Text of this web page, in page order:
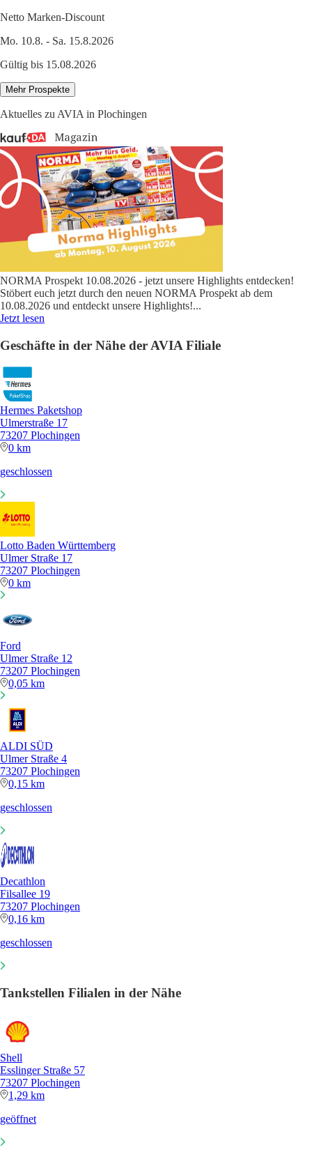
Netto Marken-Discount
Mo. 10.8. - Sa. 15.8.2026
Gültig bis 15.08.2026
Mehr Prospekte
Aktuelles zu AVIA in Plochingen
NORMA Prospekt 10.08.2026 - jetzt unsere Highlights entdecken!
Stöbert euch jetzt durch den neuen NORMA Prospekt ab dem
10.08.2026 und entdeckt unsere Highlights!...
Jetzt lesen
Geschäfte in der Nähe der AVIA Filiale
Hermes Paketshop
Ulmerstraße 17
73207 Plochingen
0 km
geschlossen
Lotto Baden Württemberg
Ulmer Straße 17
73207 Plochingen
0 km
Ford
Ulmer Straße 12
73207 Plochingen
0,05 km
ALDI SÜD
Ulmer Straße 4
73207 Plochingen
0,15 km
geschlossen
Decathlon
Filsallee 19
73207 Plochingen
0,16 km
geschlossen
Tankstellen Filialen in der Nähe
Shell
Esslinger Straße 57
73207 Plochingen
1,29 km
geöffnet